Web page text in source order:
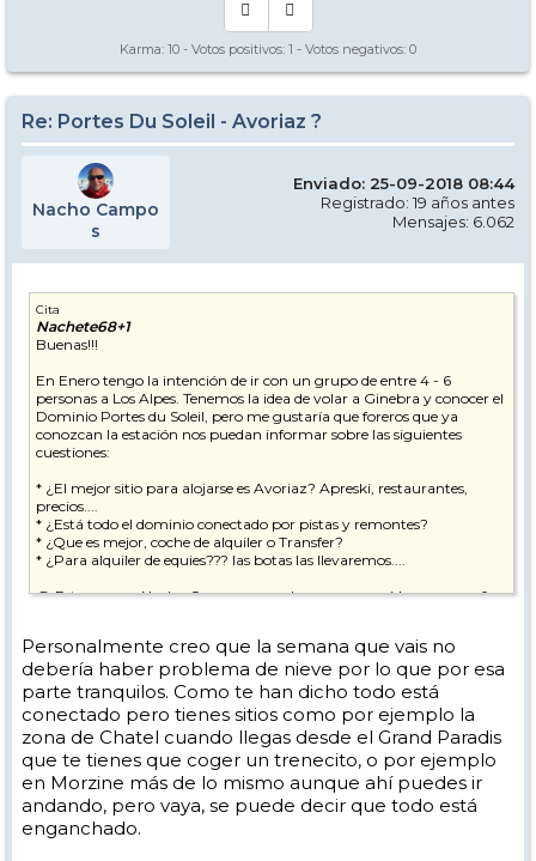
Karma: 10 - Votos positivos: 1 - Votos negativos: 0
Re: Portes Du Soleil - Avoriaz ?
Nacho Campo
s
Enviado: 25-09-2018 08:44
Registrado: 19 años antes
Mensajes: 6.062
Cita
Nachete68+1
Buenas!!!
En Enero tengo la intención de ir con un grupo de entre 4 - 6
personas a Los Alpes. Tenemos la idea de volar a Ginebra y conocer el
Dominio Portes du Soleil, pero me gustaría que foreros que ya
conozcan la estación nos puedan informar sobre las siguientes
cuestiones:
* ¿El mejor sitio para alojarse es Avoriaz? Apreski, restaurantes,
precios....
* ¿Está todo el dominio conectado por pistas y remontes?
* ¿Que es mejor, coche de alquiler o Transfer?
* ¿Para alquiler de equies??? las botas las llevaremos....
@ Esta es para Nacho Campos, con el que ya reservé hace unos años
del Domingo 27 Enero 2019 al Domingo 3 de Febrero. Si quieres,
respóndeme por privado y te indico un poco mas nuestras
necesidades y particularidades.
Muchas gracias !!
Un saludo y gracias,
Personalmente creo que la semana que vais no
debería haber problema de nieve por lo que por esa
parte tranquilos. Como te han dicho todo está
conectado pero tienes sitios como por ejemplo la
zona de Chatel cuando llegas desde el Grand Paradis
que te tienes que coger un trenecito, o por ejemplo
en Morzine más de lo mismo aunque ahí puedes ir
andando, pero vaya, se puede decir que todo está
enganchado.